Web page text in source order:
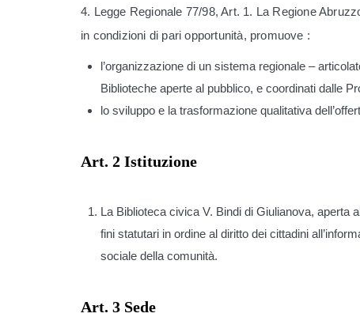
4. Legge Regionale 77/98, Art. 1. La Regione
in condizioni di pari opportunità, promuove :
l’organizzazione di un sistema regionale –
Biblioteche aperte al pubblico, e coordinati dalle
lo sviluppo e la trasformazione qualitativa
Art. 2 Istituzione
La Biblioteca civica V. Bindi di Giulianova, aperta
fini statutari in ordine al diritto dei cittadini
sociale della comunità.
Art. 3 Sede